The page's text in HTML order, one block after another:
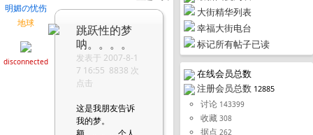
大街精华列表
幸福大街电台
标记所有帖子已读
在线会员总数
注册会员总数 12885
讨论 143399
收藏 308
据点 262
明媚の忧伤
地球
disconnected
跳跃性的梦
呐。。。。
发表于 2007-8-1
7 16:55 8838 次
点击
这是我朋友告诉
我的梦。